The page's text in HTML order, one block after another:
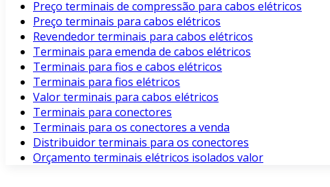
Preço terminais de compressão para cabos elétricos
Preço terminais para cabos elétricos
Revendedor terminais para cabos elétricos
Terminais para emenda de cabos elétricos
Terminais para fios e cabos elétricos
Terminais para fios elétricos
Valor terminais para cabos elétricos
Terminais para conectores
Terminais para os conectores a venda
Distribuidor terminais para os conectores
Orçamento terminais elétricos isolados valor